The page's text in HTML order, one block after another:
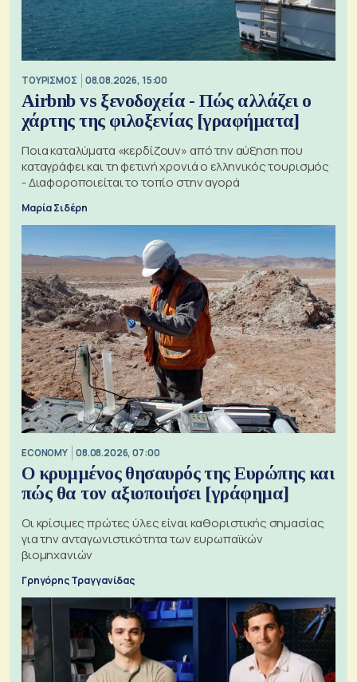
ΤΟΥΡΙΣΜΟΣ 08.08.2026, 15:00
Airbnb vs ξενοδοχεία - Πώς αλλάζει ο
χάρτης της φιλοξενίας [γραφήματα]
Ποια καταλύματα «κερδίζουν» από την αύξηση που
καταγράφει και τη φετινή χρονιά ο ελληνικός τουρισμός
- Διαφοροποιείται το τοπίο στην αγορά
Μαρία Σιδέρη
ECONOMY 08.08.2026, 07:00
Ο κρυμμένος θησαυρός της Ευρώπης και
πώς θα τον αξιοποιήσει [γράφημα]
Οι κρίσιμες πρώτες ύλες είναι καθοριστικής σημασίας
για την ανταγωνιστικότητα των ευρωπαϊκών
βιομηχανιών
Γρηγόρης Τραγγανίδας